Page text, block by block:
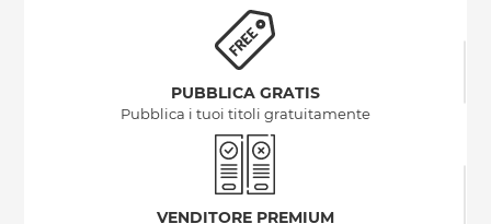
PUBBLICA GRATIS
Pubblica i tuoi titoli gratuitamente
VENDITORE PREMIUM